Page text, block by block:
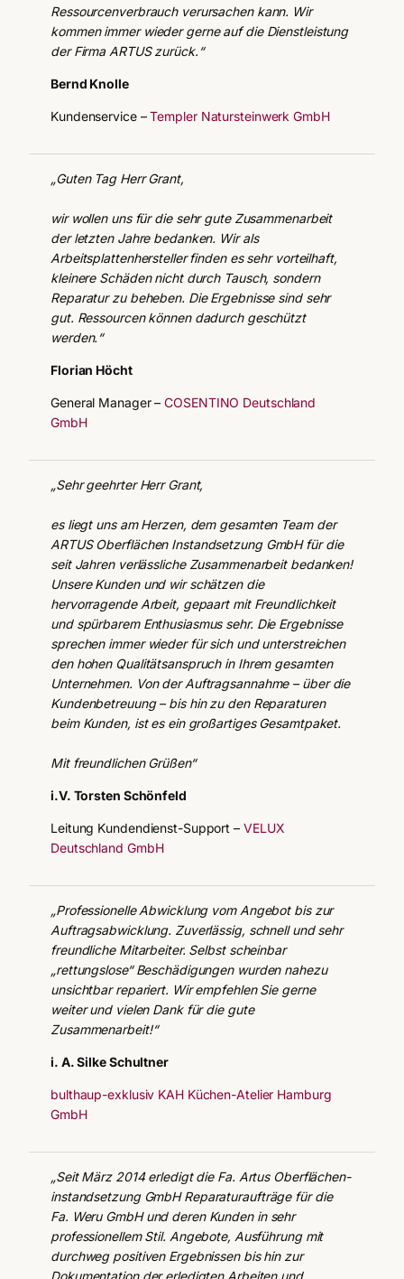
Ressourcenverbrauch verursachen kann. Wir
kommen immer wieder gerne auf die Dienstleistung
der Firma ARTUS zurück.“
Bernd Knolle
Kundenservice –Templer Natursteinwerk GmbH
„Guten Tag Herr Grant,
wir wollen uns für die sehr gute Zusammenarbeit
der letzten Jahre bedanken. Wir als
Arbeitsplattenhersteller finden es sehr vorteilhaft,
kleinere Schäden nicht durch Tausch, sondern
Reparatur zu beheben. Die Ergebnisse sind sehr
gut. Ressourcen können dadurch geschützt
werden.“
Florian Höcht
General Manager –COSENTINO Deutschland
GmbH
„Sehr geehrter Herr Grant,
es liegt uns am Herzen, dem gesamten Team der
ARTUS Oberflächen Instandsetzung GmbH für die
seit Jahren verlässliche Zusammenarbeit bedanken!
Unsere Kunden und wir schätzen die
hervorragende Arbeit, gepaart mit Freundlichkeit
und spürbarem Enthusiasmus sehr. Die Ergebnisse
sprechen immer wieder für sich und unterstreichen
den hohen Qualitätsanspruch in Ihrem gesamten
Unternehmen. Von der Auftragsannahme – über die
Kundenbetreuung – bis hin zu den Reparaturen
beim Kunden, ist es ein großartiges Gesamtpaket.
Mit freundlichen Grüßen“
i.V. Torsten Schönfeld
Leitung Kundendienst-Support – VELUX
Deutschland GmbH
„Professionelle Abwicklung vom Angebot bis zur
Auftragsabwicklung. Zuverlässig, schnell und sehr
freundliche Mitarbeiter. Selbst scheinbar
„rettungslose“ Beschädigungen wurden nahezu
unsichtbar repariert. Wir empfehlen Sie gerne
weiter und vielen Dank für die gute
Zusammenarbeit!“
i. A. Silke Schultner
bulthaup-exklusiv KAH Küchen-Atelier Hamburg
GmbH
„Seit März 2014 erledigt die Fa. Artus Oberflächen­
instand­setzung GmbH Reparaturaufträge für die
Fa. Weru GmbH und deren Kunden in sehr
professionellem Stil. Angebote, Ausführung mit
durchweg positiven Ergebnissen bis hin zur
Dokumentation der erledigten Arbeiten und